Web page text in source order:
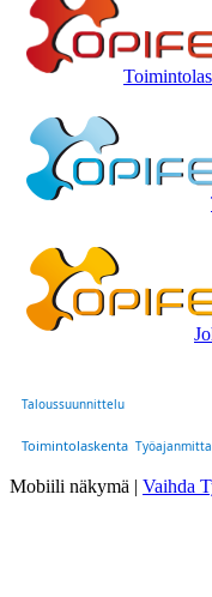
Taloussuunnittelu
Toimintolaskenta
Mobiili näkymä | Vaihda